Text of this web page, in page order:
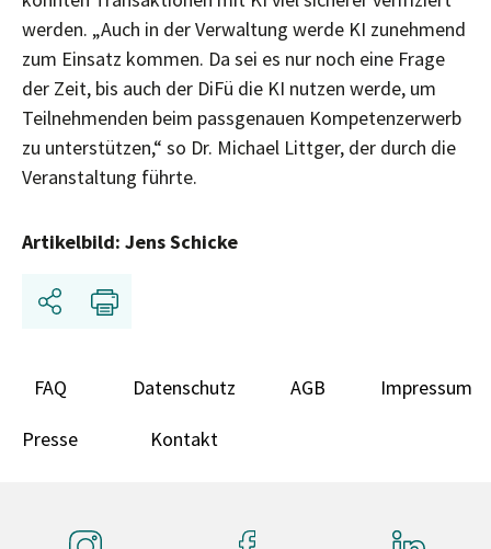
werden. „Auch in der Verwaltung werde KI zunehmend
zum Einsatz kommen. Da sei es nur noch eine Frage
der Zeit, bis auch der DiFü die KI nutzen werde, um
Teilnehmenden beim passgenauen Kompetenzerwerb
zu unterstützen,“ so Dr. Michael Littger, der durch die
Veranstaltung führte.
Artikelbild: Jens Schicke
Teilen
FAQ Datenschutz AGB Impressum
Presse Kontakt